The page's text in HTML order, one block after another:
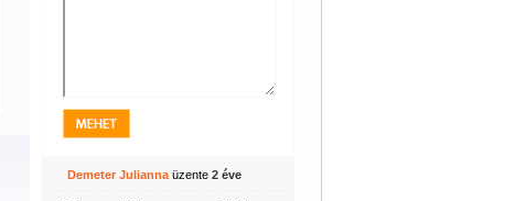
Demeter Juliannaüzente 2 éve